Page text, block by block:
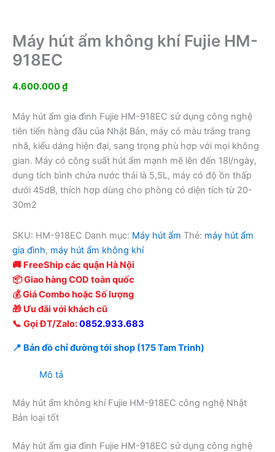
Máy hút ẩm không khí Fujie HM-
918EC
4.600.000₫
Máy hút ẩm gia đình Fujie HM-918EC sử dụng công nghệ
tiên tiến hàng đầu của Nhật Bản, máy có màu trắng trang
nhã, kiểu dáng hiện đại, sang trọng phù hợp với mọi không
gian. Máy có công suất hút ẩm mạnh mẽ lên đến 18l/ngày,
dung tích bình chứa nước thải là 5,5L, máy có độ ồn thấp
dưới 45dB, thích hợp dùng cho phòng có diện tích từ 20-
30m2
SKU: HM-918EC Danh mục: Máy hút ẩm Thẻ: máy hút ẩm
gia đình, máy hút ẩm không khí
🚚 FreeShip các quận Hà Nội
📦 Giao hàng COD toàn quốc
💰 Giá Combo hoặc Số lượng
🎁 Ưu đãi với khách cũ
📞 Gọi ĐT/Zalo:0852.933.683
📍 Bản đồ chỉ đường tới shop (175 Tam Trinh)
Mô tả
Máy hút ẩm không khí Fujie HM-918EC công nghệ Nhật
Bản loại tốt
Máy hút ẩm gia đình Fujie HM-918EC sử dụng công nghệ